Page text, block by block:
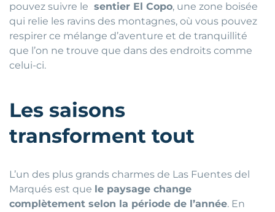
pouvez suivre le sentier El Copo, une zone boisée
qui relie les ravins des montagnes, où vous pouvez
respirer ce mélange d’aventure et de tranquillité
que l’on ne trouve que dans des endroits comme
celui-ci.
Les saisons
transforment tout
L’un des plus grands charmes de Las Fuentes del
Marqués est que le paysage change
complètement selon la période de l’année. En